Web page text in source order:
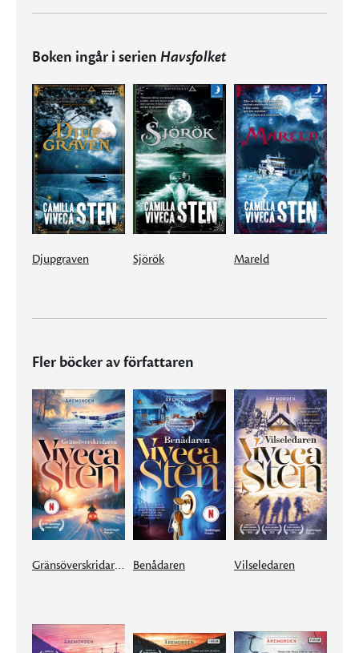
Boken ingår i serien Havsfolket
Djupgraven Sjörök Mareld
Fler böcker av författaren
Gränsöverskridaren Benådaren Vilseledaren